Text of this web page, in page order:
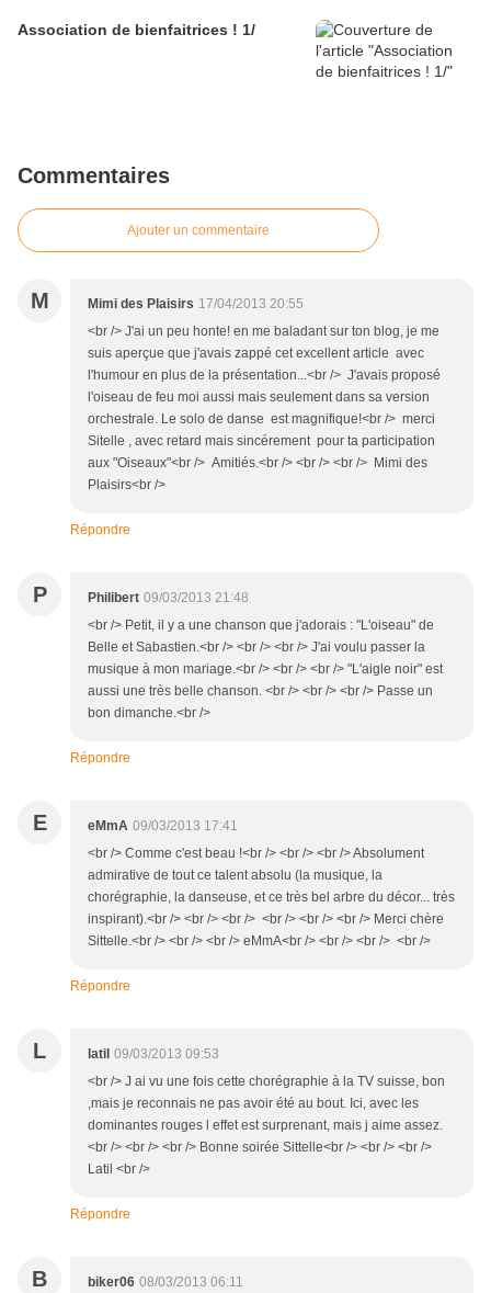
Association de bienfaitrices ! 1/
Commentaires
Ajouter un commentaire
M Mimi des Plaisirs 17/04/2013 20:55
<br /> J'ai un peu honte! en me baladant sur ton blog, je me
suis aperçue que j'avais zappé cet excellent article avec
l'humour en plus de la présentation...<br /> J'avais proposé
l'oiseau de feu moi aussi mais seulement dans sa version
orchestrale. Le solo de danse est magnifique!<br /> merci
Sitelle , avec retard mais sincérement pour ta participation
aux "Oiseaux"<br /> Amitiés.<br /> <br /> <br /> Mimi des
Plaisirs<br />
Répondre
P Philibert 09/03/2013 21:48
<br /> Petit, il y a une chanson que j'adorais : "L'oiseau" de
Belle et Sabastien.<br /> <br /> <br /> J'ai voulu passer la
musique à mon mariage.<br /> <br /> <br /> "L'aigle noir" est
aussi une très belle chanson. <br /> <br /> <br /> Passe un
bon dimanche.<br />
Répondre
E eMmA 09/03/2013 17:41
<br /> Comme c'est beau !<br /> <br /> <br /> Absolument
admirative de tout ce talent absolu (la musique, la
chorégraphie, la danseuse, et ce très bel arbre du décor... très
inspirant).<br /> <br /> <br /> <br /> <br /> <br /> Merci chère
Sittelle.<br /> <br /> <br /> eMmA<br /> <br /> <br /> <br />
Répondre
L latil 09/03/2013 09:53
<br /> J ai vu une fois cette chorégraphie à la TV suisse, bon
,mais je reconnais ne pas avoir été au bout. Ici, avec les
dominantes rouges l effet est surprenant, mais j aime assez.
<br /> <br /> <br /> Bonne soirée Sittelle<br /> <br /> <br />
Latil <br />
Répondre
B biker06 08/03/2013 06:11